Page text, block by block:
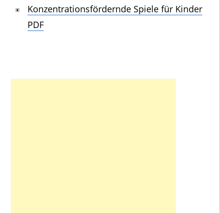
Konzentrationsfördernde Spiele für Kinder
PDF